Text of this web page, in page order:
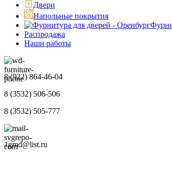
Двери
Напольные покрытия
Распродажа
Наши работы
8 (922) 864-46-04
8 (3532) 506-506
8 (3532) 505-777
1gmd@list.ru